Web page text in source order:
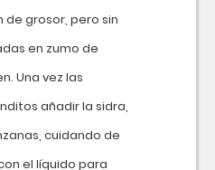
de grosor, pero sin
en zumo de
Una vez las
añadir la sidra,
cuidando de
el líquido para